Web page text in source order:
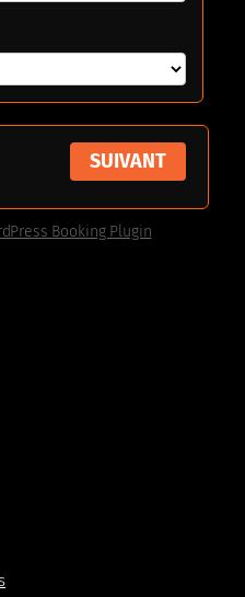
SUIVANT
Booking Plugin